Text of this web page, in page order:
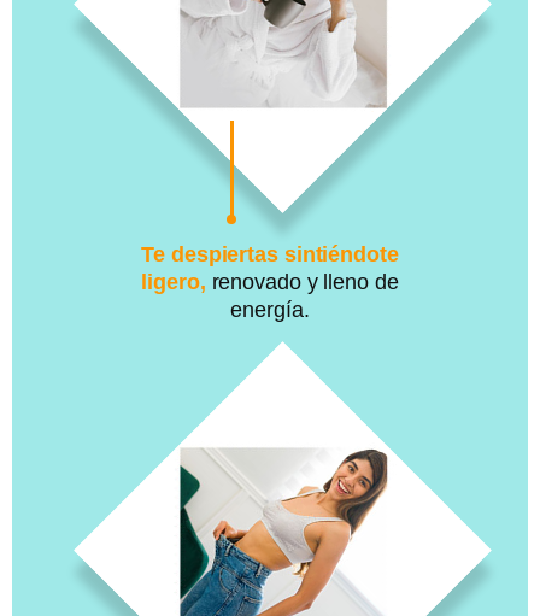
Te despiertas sintiéndote
ligero, renovado y lleno de
energía.